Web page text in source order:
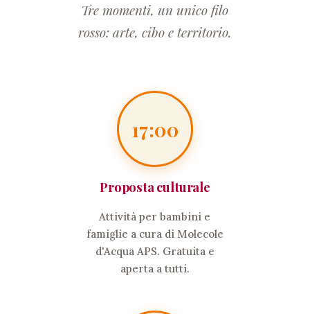
Tre momenti, un unico filo
rosso: arte, cibo e territorio.
17:00
Proposta culturale
Attività per bambini e
famiglie a cura di Molecole
d'Acqua APS. Gratuita e
aperta a tutti.